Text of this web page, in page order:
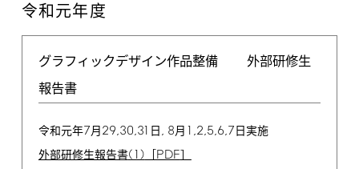
令和元年度
グラフィックデザイン作品整備
外部研修生
報告書
令和元年7月 29,30,31 日 , 8月 1,2,5,6,7 日実施
外部研修生報告書(1) PDF